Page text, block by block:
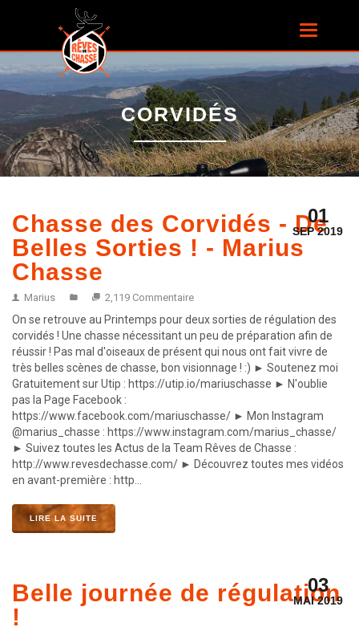
Toggle
CORVIDÉS
Chasse des Corvidés - De
Belles Sorties ! - Marius
Chasse
Marius 2,119 Commentaire
01
SEP 2019
On se retrouve au Printemps pour deux sorties de régulation des
corvidés ! Une chasse nécessitant un peu de préparation afin de
réussir ! Pas mal d'oiseaux de présent qui nous ont fait vivre de
très belles scènes de chasse, bon visionnage ! :) ► Soutenez moi
Gratuitement sur Utip : https://utip.io/mariuschasse ► N'oublie
pas la Page Facebook :
https://www.facebook.com/mariuschasse/ ► Mon Instagram
@marius_chasse : https://www.instagram.com/marius_chasse/
► Suivez toutes les Actus de la Team Rêves de Chasse :
http://www.revesdechasse.com/ ► Découvrez toutes mes vidéos
en avant-première : http...
LIRE LA SUITE
Belle journée de régulation
!
03
MAI 2019